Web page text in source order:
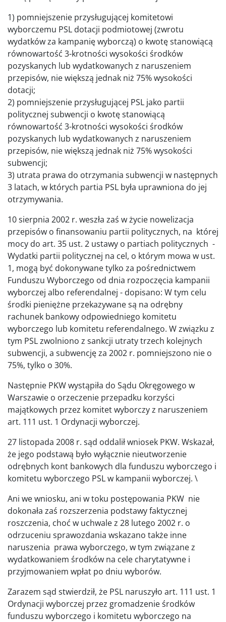
1) pomniejszenie przysługującej komitetowi
wyborczemu PSL dotacji podmiotowej (zwrotu
wydatków za kampanię wyborczą) o kwotę stanowiącą
równowartość 3-krotności wysokości środków
pozyskanych lub wydatkowanych z naruszeniem
przepisów, nie większą jednak niż 75% wysokości
dotacji;
2) pomniejszenie przysługującej PSL jako partii
politycznej subwencji o kwotę stanowiącą
równowartość 3-krotności wysokości środków
pozyskanych lub wydatkowanych z naruszeniem
przepisów, nie większą jednak niż 75% wysokości
subwencji;
3) utrata prawa do otrzymania subwencji w następnych
3 latach, w których partia PSL była uprawniona do jej
otrzymywania.
10 sierpnia 2002 r. weszła zaś w życie nowelizacja
przepisów o finansowaniu partii politycznych, na której
mocy do art. 35 ust. 2 ustawy o partiach politycznych -
Wydatki partii politycznej na cel, o którym mowa w ust.
1, mogą być dokonywane tylko za pośrednictwem
Funduszu Wyborczego od dnia rozpoczęcia kampanii
wyborczej albo referendalnej - dopisano: W tym celu
środki pieniężne przekazywane są na odrębny
rachunek bankowy odpowiedniego komitetu
wyborczego lub komitetu referendalnego. W związku z
tym PSL zwolniono z sankcji utraty trzech kolejnych
subwencji, a subwencję za 2002 r. pomniejszono nie o
75%, tylko o 30%.
Następnie PKW wystąpiła do Sądu Okręgowego w
Warszawie o orzeczenie przepadku korzyści
majątkowych przez komitet wyborczy z naruszeniem
art. 111 ust. 1 Ordynacji wyborczej.
27 listopada 2008 r. sąd oddalił wniosek PKW. Wskazał,
że jego podstawą było wyłącznie nieutworzenie
odrębnych kont bankowych dla funduszu wyborczego i
komitetu wyborczego PSL w kampanii wyborczej. \
Ani we wniosku, ani w toku postępowania PKW nie
dokonała zaś rozszerzenia podstawy faktycznej
roszczenia, choć w uchwale z 28 lutego 2002 r. o
odrzuceniu sprawozdania wskazano także inne
naruszenia prawa wyborczego, w tym związane z
wydatkowaniem środków na cele charytatywne i
przyjmowaniem wpłat po dniu wyborów.
Zarazem sąd stwierdził, że PSL naruszyło art. 111 ust. 1
Ordynacji wyborczej przez gromadzenie środków
funduszu wyborczego i komitetu wyborczego na